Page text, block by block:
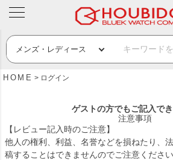
HOME ログイン
ゲストの方でもご記入でき
注意事項
【レビュー記入時のご注意】
他人の権利、利益、名誉などを損ねたり、
稿することはできませんのでご注意ください